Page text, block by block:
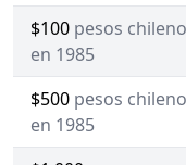
$100 pesos
en 1985
$500 pesos
en 1985